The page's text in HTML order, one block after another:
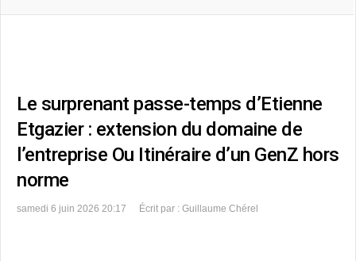
Le surprenant passe-temps d’Etienne
Etgazier : extension du domaine de
l’entreprise Ou Itinéraire d’un GenZ hors
norme
samedi 6 juin 2026 20:17 Écrit par : Guillaume Chérel